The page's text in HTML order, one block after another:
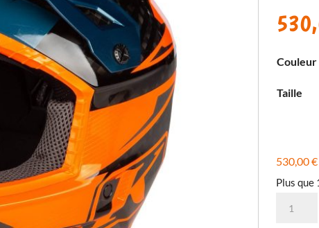
Couleur
Taille
530,00€
Plus que